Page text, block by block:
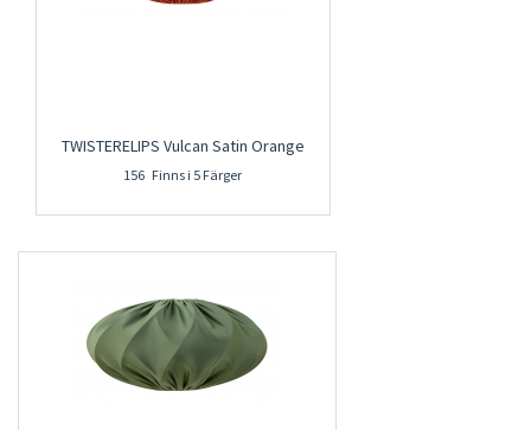
TWISTERELIPS Vulcan Satin Orange
156 Finns i 5 Färger